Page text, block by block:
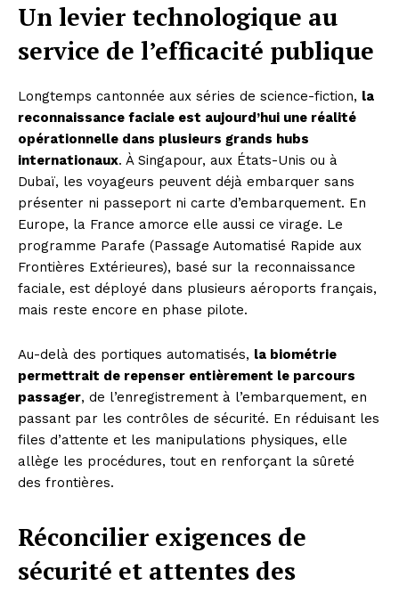
Un levier technologique au
service de l’efficacité publique
Longtemps cantonnée aux séries de science-fiction, la
reconnaissance faciale est aujourd’hui une réalité
opérationnelle dans plusieurs grands hubs
internationaux. À Singapour, aux États-Unis ou à
Dubaï, les voyageurs peuvent déjà embarquer sans
présenter ni passeport ni carte d’embarquement. En
Europe, la France amorce elle aussi ce virage. Le
programme Parafe (Passage Automatisé Rapide aux
Frontières Extérieures), basé sur la reconnaissance
faciale, est déployé dans plusieurs aéroports français,
mais reste encore en phase pilote.
Au-delà des portiques automatisés, la biométrie
permettrait de repenser entièrement le parcours
passager, de l’enregistrement à l’embarquement, en
passant par les contrôles de sécurité. En réduisant les
files d’attente et les manipulations physiques, elle
allège les procédures, tout en renforçant la sûreté
des frontières.
Réconcilier exigences de
sécurité et attentes des